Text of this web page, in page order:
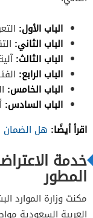
الباب الأول:
الباب الثاني:
الباب الثالث:
الباب الرابع:
الباب الخامس:
الباب السادس:
اقرأ أيضًا: هل الضمان
خدمة
المطور
مكنت وزارة الموارد
العربية السعودية